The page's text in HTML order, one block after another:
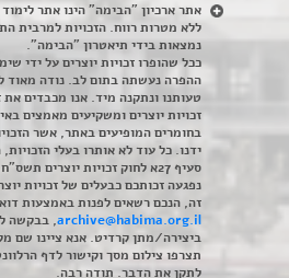
אתר ארכיון "הבימה" הינו אתר
ללא מטרות רווח. הזכויות למרבית
נמצאות בידי תיאטרון "הבימה".
ככל שהופרו זכויות יוצרים על ידי
ההפרה נעשתה בתום לב. נודה מאוד
טעותנו ונתקנה מיד. אנו מכבדים את
זכויות יוצרים ומשקיעים מאמצים
בחומרים המופיעים באתר, אשר
ידנו. כל עוד לא אותרו בעלי
נפגעה זכותכם כבעלים של זכויות
זה, הנכם רשאים לפנות באמצעות
archive@habima.org.il, בבקשה
ביצירה/מתן קרדיט. אנא ציינו שם
תצרפו צילום מסך וקישור לדף
לתקן את הדבר. תודה רבה.